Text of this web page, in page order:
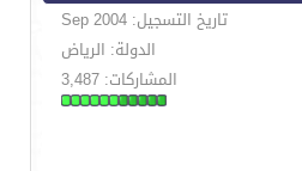
تاريخ التسجيل: Sep 2004
الدولة: الرياض
المشاركات: 3,487